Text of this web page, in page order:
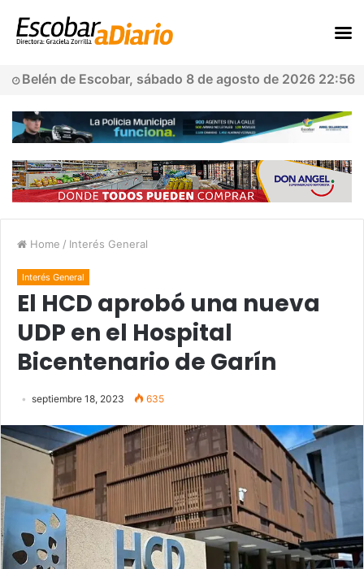
Belén de Escobar, sábado 8 de agosto de 2026 22:56
Home / Interés General
Interés General
El HCD aprobó una nueva
UDP en el Hospital
Bicentenario de Garín
septiembre 18, 2023 635